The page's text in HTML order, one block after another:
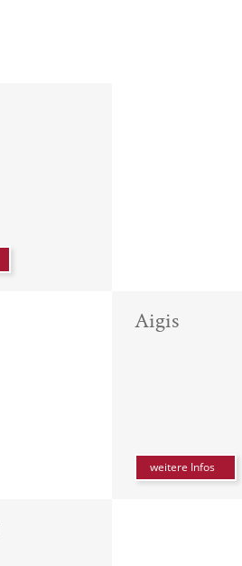
Aigis
weitere Infos